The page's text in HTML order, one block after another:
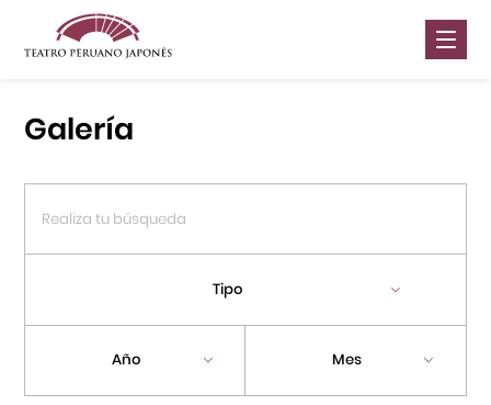
Centro Cultural Peruano Japonés
Galería
Tipo
Año Mes